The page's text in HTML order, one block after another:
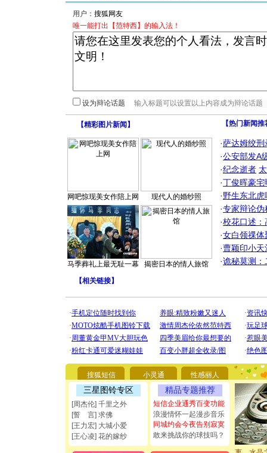
用户：
唯一能打出【范特西】的输入法！
设为辩论话题
【精彩图片新闻 】
网吧惊现美女作陪上网 现代人的婚纱照
马季葬礼上最无耻一幕 揭密日本的情人旅馆
【热门新闻
·萨达姆绞刑
·公安部发A
·纪念逝者
·丁俊晖豪
·野生东北
·专家辩论伪
·校花口述：
·女白领祼体
·曹颖印小天
·诡秘莫测：
【相关链接】
搜狐短信 小灵通 性感丽人
三星图铃专区
[周杰伦] 千里之外
[誓 言] 求佛
[王力宏] 大城小爱
[王心凌] 花的嫁纱
精品专题推荐
短信企业通秀百变功能
浪漫情怀一起漫步音乐
同城约会今夜告别寂寞
敢来挑战你的球技吗？
[圣诞节]
你太多
要平安
[圣诞节]
能正大
都要快乐
[圣诞节]
如意,快
[元旦]看
断电。爱
你是我专
[元旦]如
起；二是
离。水晶